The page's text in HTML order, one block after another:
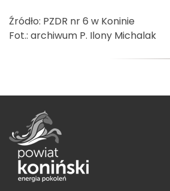
Źródło: PZDR nr 6 w Koninie
Fot.: archiwum P. Ilony Michalak